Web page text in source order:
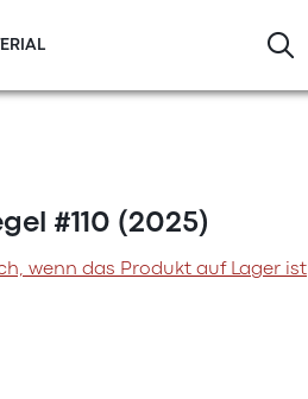
#110 (2025)
wenn das Produkt auf Lager ist